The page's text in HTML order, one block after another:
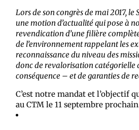
Lors de son congrès de mai 2017, le
une motion d’actualité qui pose à
revendication d’une filière
de l’environnement rappelant les
reconnaissance du niveau des
donc de revalorisation catégorielle
conséquence – et de garanties de
C’est notre mandat et l’objectif
au CTM le 11 septembre